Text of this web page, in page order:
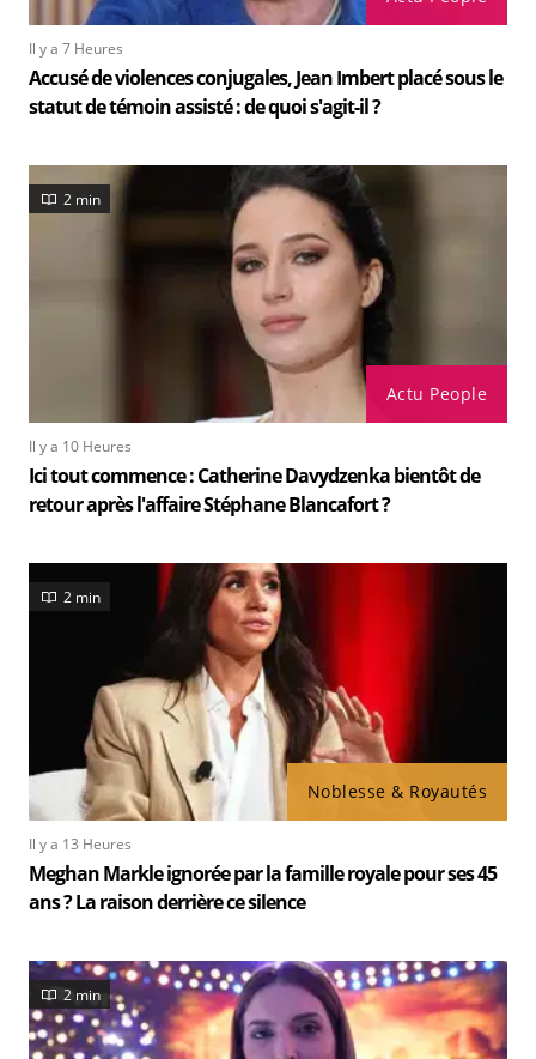
Il y a 7 Heures
Accusé de violences conjugales, Jean Imbert placé sous le
statut de témoin assisté : de quoi s'agit-il ?
Actu People
2 min
Il y a 10 Heures
Ici tout commence : Catherine Davydzenka bientôt de
retour après l'affaire Stéphane Blancafort ?
Noblesse & Royautés
2 min
Il y a 13 Heures
Meghan Markle ignorée par la famille royale pour ses 45
ans ? La raison derrière ce silence
2 min